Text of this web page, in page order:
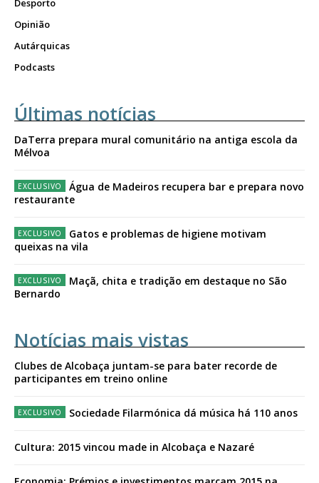
Desporto
Opinião
Autárquicas
Podcasts
Últimas notícias
DaTerra prepara mural comunitário na antiga escola da
Mélvoa
Água de Madeiros recupera bar e prepara novo
restaurante
Gatos e problemas de higiene motivam
queixas na vila
Maçã, chita e tradição em destaque no São
Bernardo
Notícias mais vistas
Clubes de Alcobaça juntam-se para bater recorde de
participantes em treino online
Sociedade Filarmónica dá música há 110 anos
Cultura: 2015 vincou made in Alcobaça e Nazaré